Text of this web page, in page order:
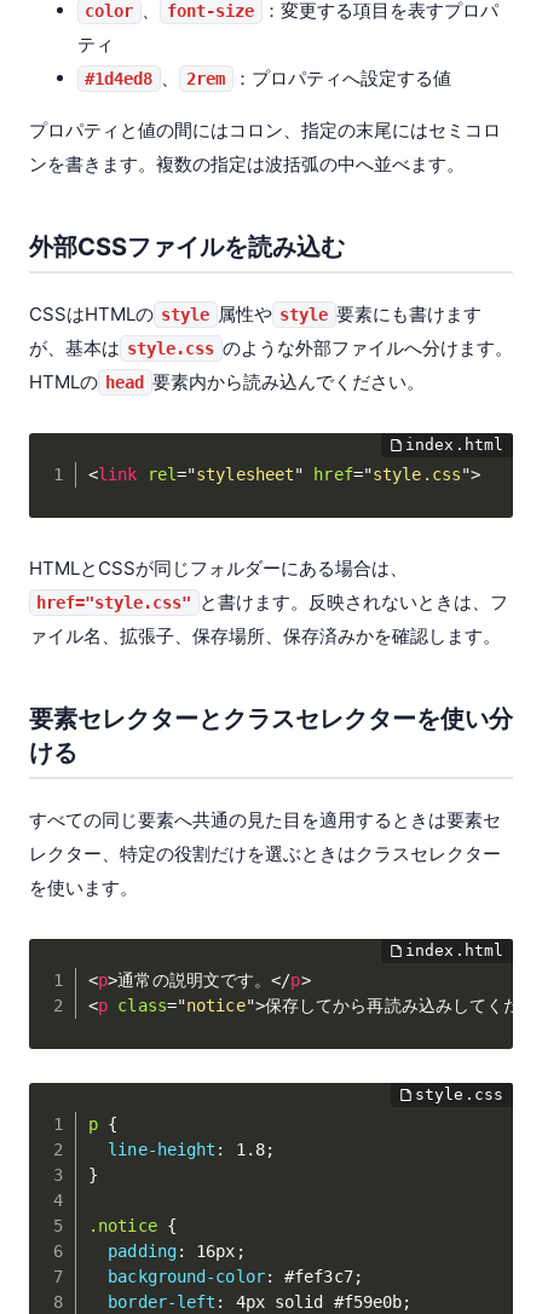
color font-size
：変更する項目を表すプロパ
ティ
#1d4ed8 2rem ：プロパティへ設定する値
プロパティと値の間にはコロン、指定の末尾にはセミコロ
ンを書きます。複数の指定は波括弧の中へ並べます。
外部CSSファイルを読み込む
CSSはHTMLの style 属性や style 要素にも書けます
が、基本は style.css のような外部ファイルへ分けます。
HTMLの head 要素内から読み込んでください。
<link rel="stylesheet" href="style.css">
HTMLとCSSが同じフォルダーにある場合は、
href="style.css"
と書けます。反映されないときは、フ
ァイル名、拡張子、保存場所、保存済みかを確認します。
要素セレクターとクラスセレクターを使い分
ける
すべての同じ要素へ共通の見た目を適用するときは要素セ
レクター、特定の役割だけを選ぶときはクラスセレクター
を使います。
<p>通常の説明文です。</p>
<p class="notice">保存してから再読み込みしてくださ
p {
line-height : 1.8;
}
.notice {
padding: 16px ;
background-color: #fef3c7;
border-left : 4px solid #f59e0b;